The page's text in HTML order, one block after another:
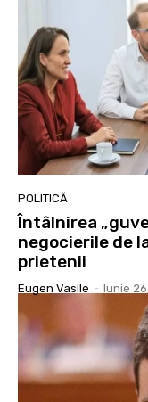
POLITICĂ
Întâlnirea
negocierile de
prietenii
Eugen Vasile - Iunie